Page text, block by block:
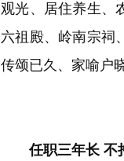
观光、居住养生、
六祖殿、岭南宗祠
传颂已久、家喻户
任职三年长 不